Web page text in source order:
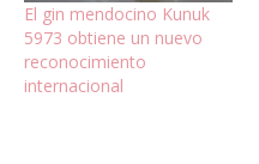
El gin mendocino Kunuk
5973 obtiene un nuevo
reconocimiento
internacional